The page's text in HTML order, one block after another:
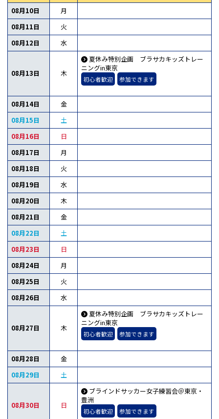
08月10日
月
08月11日
火
08月12日
水
08月13日 木
夏休み特別企画 ブラサカキッズトレー
ニングin東京
初心者歓迎 参加できます
08月14日
金
08月15日
土
08月16日
日
08月17日
月
08月18日
火
08月19日
水
08月20日
木
08月21日
金
08月22日
土
08月23日
日
08月24日
月
08月25日
火
08月26日
水
08月27日 木
夏休み特別企画 ブラサカキッズトレー
ニングin東京
初心者歓迎 参加できます
08月28日
金
08月29日
土
08月30日 日
ブラインドサッカー女子練習会＠東京・
豊洲
初心者歓迎 参加できます